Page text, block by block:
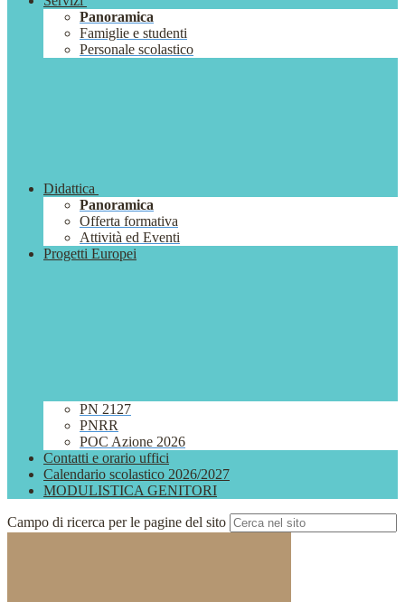
Panoramica
Famiglie e studenti
Personale scolastico
Didattica
Panoramica
Offerta formativa
Attività ed Eventi
Progetti Europei
PN 2127
PNRR
POC Azione 2026
Contatti e orario uffici
Calendario scolastico 2026/2027
MODULISTICA GENITORI
Campo di ricerca per le pagine del sito